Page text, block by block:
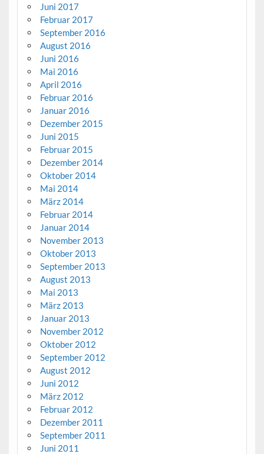
Juni 2017
Februar 2017
September 2016
August 2016
Juni 2016
Mai 2016
April 2016
Februar 2016
Januar 2016
Dezember 2015
Juni 2015
Februar 2015
Dezember 2014
Oktober 2014
Mai 2014
März 2014
Februar 2014
Januar 2014
November 2013
Oktober 2013
September 2013
August 2013
Mai 2013
März 2013
Januar 2013
November 2012
Oktober 2012
September 2012
August 2012
Juni 2012
März 2012
Februar 2012
Dezember 2011
September 2011
Juni 2011